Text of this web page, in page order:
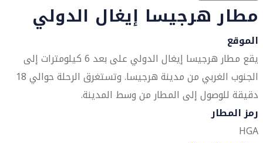
مطار هرجيسا إيغال الدولي
الموقع
يقع مطار هرجيسا إيغال الدولي على بعد 6 كيلومترات إلى
الجنوب الغربي من مدينة هرجيسا. وتستغرق الرحلة حوالي 18
دقيقة للوصول إلى المطار من وسط المدينة.
رمز المطار
HGA